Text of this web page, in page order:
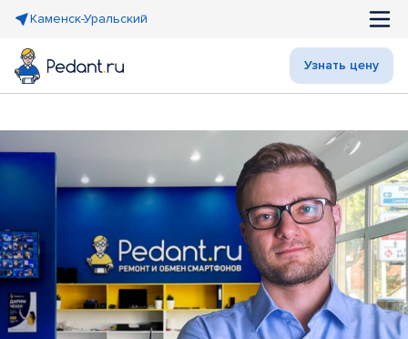
Каменск-Уральский
Узнать цену